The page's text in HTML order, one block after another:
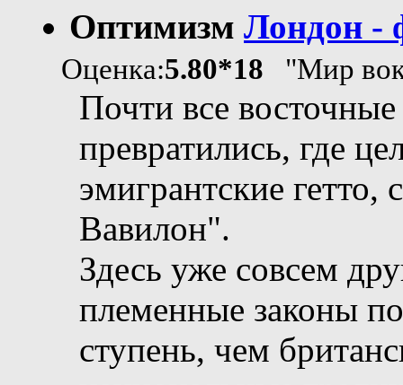
Оптимизм Лондон -
Оценка:5.80*18 "Мир
Почти все
превратились, где
эмигрантские
Вавилон".
Здесь уже совсем
племенные законы
ступень, чем